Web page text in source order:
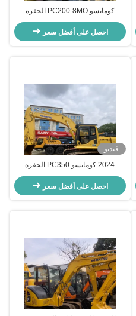
كوماتسو PC200-8MO الحفرة
المستعملة 40 طن كوماتسو الحفرة
التعدينية 103kw 2000rpm
احصل على أفضل سعر
فيديو
2024 كوماتسو PC350 الحفرة
المستعملة الجودة الموثوقة، خيار فعال
من حيث التكلفة مع تسليم فوري
احصل على أفضل سعر